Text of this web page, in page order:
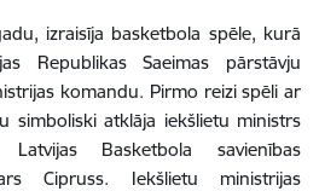
izraisīja basketbola spēle, kurā
Republikas Saeimas pārstāvju
komandu. Pirmo reizi spēli ar
simboliski atklāja iekšlietu ministrs
Basketbola savienības
Cipruss. Iekšlietu ministrijas